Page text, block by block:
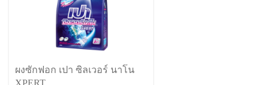
ผงซักฟอก เปา ซิลเวอร์ นาโน
XPERT